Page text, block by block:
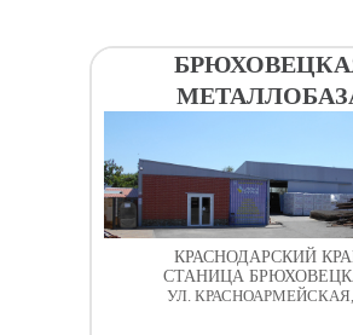
КРАСНОДАРСКИЙ
СТАНИЦА
УЛ. КРАСНОАРМЕЙСКАЯ,